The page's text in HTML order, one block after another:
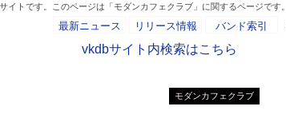
トです。このページは「モダンカフェクラブ」に関するページです。
最新ニュース リリース情報 バンド索引
vkdbサイト内検索はこちら
モダンカフェクラブ